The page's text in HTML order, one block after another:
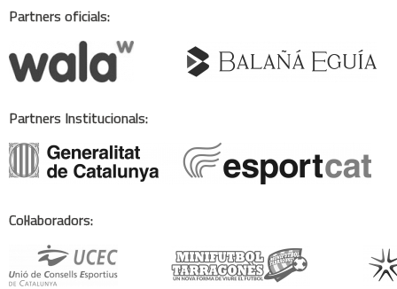
Partners oficials:
Partners Institucionals:
Col·laboradors: